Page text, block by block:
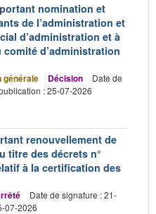
nomination et
de l’administration et
d’administration et à
d’administration
générale Décision
Date de
: 25-07-2026
renouvellement de
titre des décrets n°
à la certification des
Date de signature : 21-
07-2026